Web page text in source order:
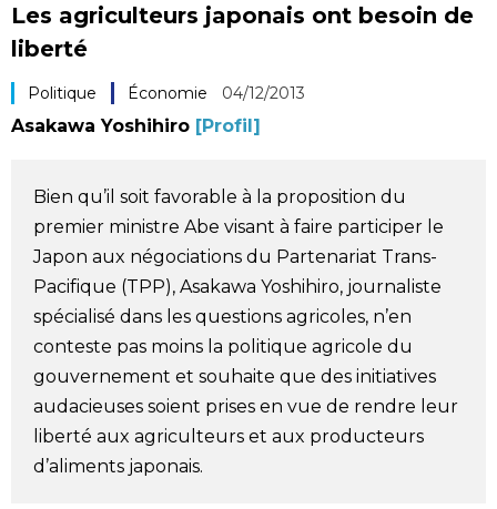
Économie
Société
Gastronomie
Le japonais
En plus
Données
Séries
official SNS
Les agriculteurs japonais ont besoin de
liberté
Politique Économie 04/12/2013
Asakawa Yoshihiro [Profil]
Bien qu’il soit favorable à la proposition du
premier ministre Abe visant à faire participer le
Japon aux négociations du Partenariat Trans-
Pacifique (TPP), Asakawa Yoshihiro, journaliste
spécialisé dans les questions agricoles, n’en
conteste pas moins la politique agricole du
gouvernement et souhaite que des initiatives
audacieuses soient prises en vue de rendre leur
liberté aux agriculteurs et aux producteurs
d’aliments japonais.